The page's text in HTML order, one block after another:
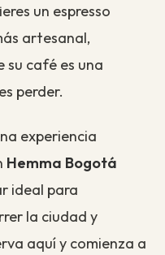
un espresso
artesanal,
café es una
perder.
experiencia
Hemma Bogotá
ideal para
la ciudad y
aquí y comienza a